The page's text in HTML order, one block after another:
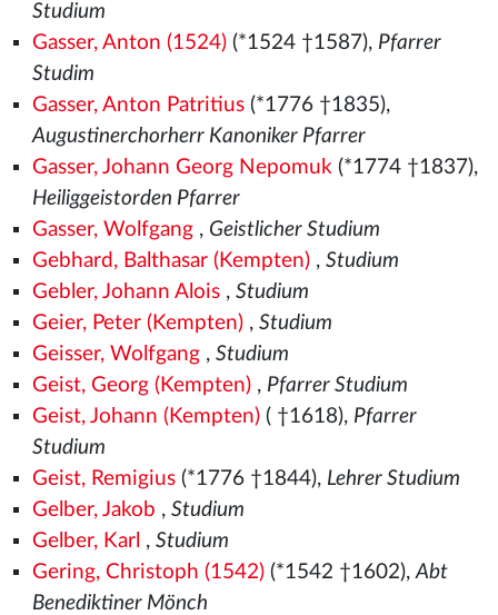
Studium
Gasser, Anton (1524)(*1524 †1587), Pfarrer
Studim
Gasser, Anton Patritius(*1776 †1835),
Augustinerchorherr Kanoniker Pfarrer
Gasser, Johann Georg Nepomuk(*1774 †1837),
Heiliggeistorden Pfarrer
Gasser, Wolfgang, Geistlicher Studium
Gebhard, Balthasar (Kempten), Studium
Gebler, Johann Alois, Studium
Geier, Peter (Kempten), Studium
Geisser, Wolfgang, Studium
Geist, Georg (Kempten), Pfarrer Studium
Geist, Johann (Kempten)( †1618), Pfarrer
Studium
Geist, Remigius(*1776 †1844), Lehrer Studium
Gelber, Jakob , Studium
Gelber, Karl , Studium
Gering, Christoph (1542)(*1542 †1602),Abt
Benediktiner Mönch